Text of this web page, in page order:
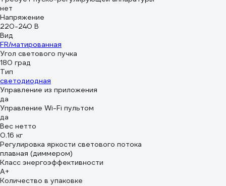
нет
Напряжение
220-240 В
Вид
FR/матированная
Угол светового пучка
180 град
Тип
светодиодная
Управление из приложения
да
Управление Wi-Fi пультом
да
Вес нетто
0.16 кг
Регулировка яркости светового потока
плавная (диммером)
Класс энергоэффективности
A+
Количество в упаковке